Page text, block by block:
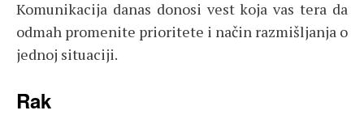
Komunikacija danas donosi vest koja vas tera da
odmah promenite prioritete i način razmišljanja o
jednoj situaciji.
Rak